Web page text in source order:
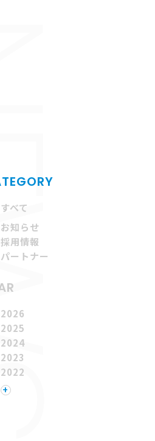
すべて
お知らせ
採用情報
パートナー
2026
2025
2024
2023
2022
2021
+